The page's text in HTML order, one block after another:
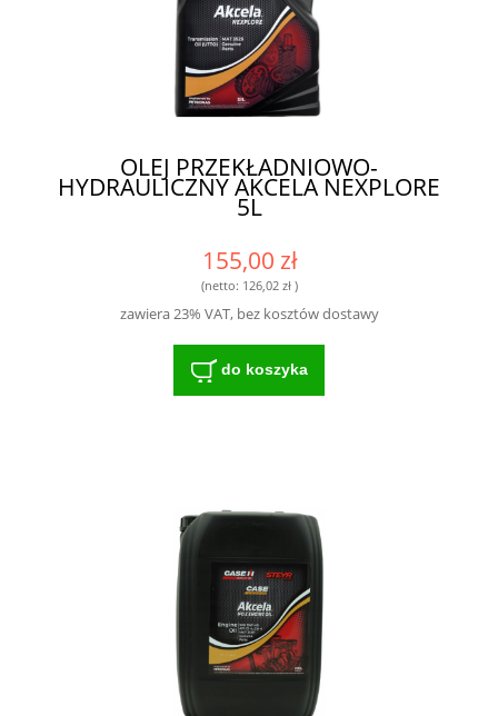
OLEJ PRZEKŁADNIOWO-
HYDRAULICZNY AKCELA NEXPLORE
5L
155,00 zł
(netto: 126,02 zł)
zawiera 23% VAT, bez kosztów dostawy
do koszyka